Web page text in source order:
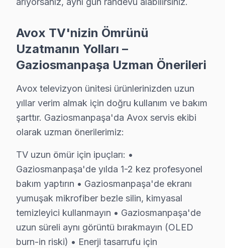
C: Gaziosmanpaşa servisimizde yalnızca orijinal ve
S: Gaziosmanpaşa'de Avox ekran tamiri ne kadar
C: Gaziosmanpaşa'de yazılım ve güç sorunları
S: Gaziosmanpaşa'de arıza tespiti ücretsiz mi?
C: Evet, Gaziosmanpaşa'de tamamen ücretsizdir.
S: Gaziosmanpaşa'de kapıya servis geliyor mu?
C: Evet, Gaziosmanpaşa genelinde ücretsiz kapıdan
S: Gaziosmanpaşa'de Avox Smart televizyon ünitesi
C: Evet; Gaziosmanpaşa servisimizde Android TV,
S: Gaziosmanpaşa'de Avox panel'lerde en sık
C: Gaziosmanpaşa servisimizde Avox yazılım
S: Gaziosmanpaşa'de Avox 4K modeli modelinde
C: Gaziosmanpaşa'de Avox 4K modeli modelinde
S: Gaziosmanpaşa'de Avox LED TV Smart arayüzü
C: Gaziosmanpaşa servisimize başvurmadan önce
Avox TV'nizin Ömrünü
Uzatmanın Yolları –
Gaziosmanpaşa Uzman Önerileri
Avox televizyon ünitesi ürünlerinizden uzun
yıllar verim almak için doğru kullanım ve bakım
şarttır. Gaziosmanpaşa'da Avox servis ekibi
olarak uzman önerilerimiz:
TV uzun ömür için ipuçları: •
Gaziosmanpaşa'de yılda 1-2 kez profesyonel
bakım yaptırın • Gaziosmanpaşa'de ekranı
yumuşak mikrofiber bezle silin, kimyasal
temizleyici kullanmayın • Gaziosmanpaşa'de
uzun süreli aynı görüntü bırakmayın (OLED
burn-in riski) • Enerji tasarrufu için